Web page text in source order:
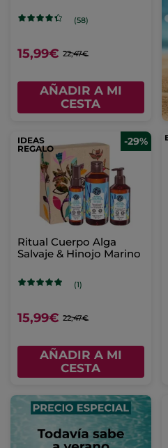
(58)
15,99€ 22,47€
AÑADIR A MI
CESTA
IDEAS
REGALO
-29%
Ritual Cuerpo Alga
Salvaje & Hinojo Marino
(1)
15,99€ 22,47€
AÑADIR A MI
CESTA